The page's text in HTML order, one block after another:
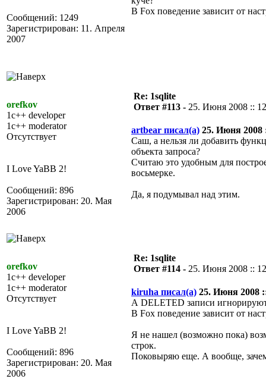
Сообщений: 1249
Зарегистрирован: 11. Апреля
2007
В Fox поведение зависит от
orefkov
1c++ developer
1c++ moderator
Отсутствует
I Love YaBB 2!
Сообщений: 896
Зарегистрирован: 20. Мая
2006
Re: 1sqlite
Ответ #113 - 25. Июня 2008 ::
artbear писал(а) 25. Июня 2008
Саш, а нельзя ли добавить
объекта запроса?
Считаю это удобным для
восьмерке.
Да, я подумывал над этим.
orefkov
1c++ developer
1c++ moderator
Отсутствует
I Love YaBB 2!
Сообщений: 896
Зарегистрирован: 20. Мая
2006
Re: 1sqlite
Ответ #114 - 25. Июня 2008 ::
kiruha писал(а) 25. Июня 2008
А DELETED записи
В Fox поведение зависит от
Я не нашел (возможно пока)
строк.
Поковыряю еще. А вообще,